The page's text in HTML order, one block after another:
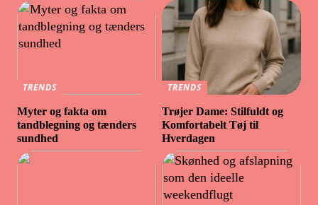
TRENDS
Myter og fakta om
tandblegning og tænders
sundhed
TRENDS
Trøjer Dame: Stilfuldt og
Komfortabelt Tøj til
Hverdagen